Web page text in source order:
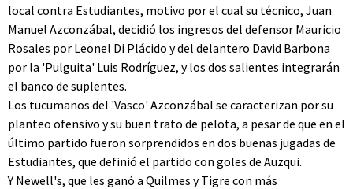
local contra Estudiantes, motivo por el cual su técnico, Juan
Manuel Azconzábal, decidió los ingresos del defensor Mauricio
Rosales por Leonel Di Plácido y del delantero David Barbona
por la 'Pulguita' Luis Rodríguez, y los dos salientes integrarán
el banco de suplentes.
Los tucumanos del 'Vasco' Azconzábal se caracterizan por su
planteo ofensivo y su buen trato de pelota, a pesar de que en el
último partido fueron sorprendidos en dos buenas jugadas de
Estudiantes, que definió el partido con goles de Auzqui.
Y Newell's, que les ganó a Quilmes y Tigre con más